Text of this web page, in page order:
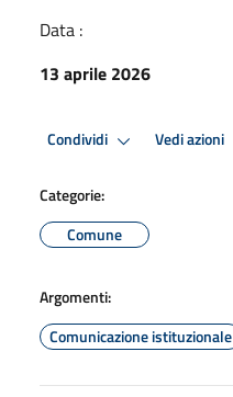
Data :
13 aprile 2026
Condividi Vedi azioni
Categorie:
Comune
Argomenti:
Comunicazione istituzionale